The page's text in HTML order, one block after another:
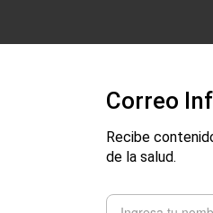
Correo
Recibe
de la salud.